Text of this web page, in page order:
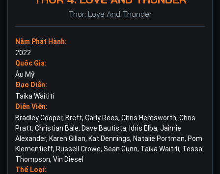
Thor: Love And Thunder
Năm Phát Hành:
2022
Quốc Gia:
Âu Mỹ
Đạo Diễn:
Taika Waititi
Diễn Viên:
Bradley Cooper, Brett, Carly Rees, Chris Hemsworth, Chris
Pratt, Christian Bale, Dave Bautista, Idris Elba, Jaimie
Alexander, Karen Gillan, Kat Dennings, Natalie Portman, Pom
Klementieff, Russell Crowe, Sean Gunn, Taika Waititi, Tessa
Thompson, Vin Diesel
Thể Loại: